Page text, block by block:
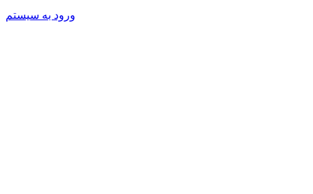
ورود به سیستم